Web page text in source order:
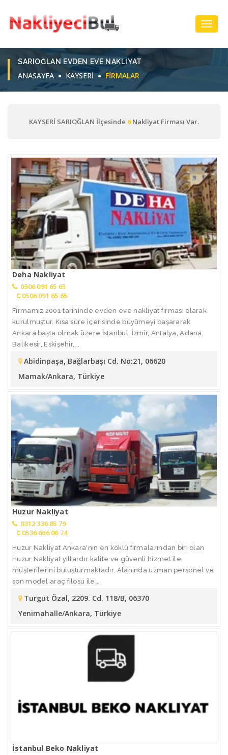
SARIOĞLAN EVDEN EVE NAKLIYAT
ANASAYFA KAYSERİ FIRMALAR
KAYSERİ SARIOĞLAN İlçesinde 6Nakliyat Firması Var.
Deha Nakliyat
0506 091 65 65
0506 091 65 65
Firmamız 2001 tarihinde evden eve nakliyat firması olarak
kurulmuştur. Kısa süre içerisinde büyümeyi başararak
Ankara başta olmak üzere İstanbul, İzmir, Antalya, Adana,
Balıkesir, Eskişehir,...
Abidinpaşa, Bağlarbaşı Cd. No:21, 06620
Mamak/Ankara, Türkiye
Huzur Nakliyat
0312 336 85 79
0536 666 06 74
Huzur Nakliyat Ankara'nın en köklü firmalarından biri olan
Huzur Nakliyat yıllardır kalite ve güvenli hizmet ile
müşterilerini buluşturmaktadır. Alanında uzman personel ve
son model araç filosu ile...
Turgut Özal, 2209. Cd. 118/B, 06370
Yenimahalle/Ankara, Türkiye
İstanbul Beko Nakliyat